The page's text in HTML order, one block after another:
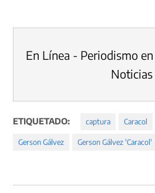
En Línea - Periodismo
Noticias
ETIQUETADO: captura Caracol
Gerson Gálvez Gerson Gálvez 'Caracol'